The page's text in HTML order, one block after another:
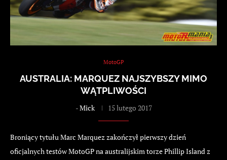
MotoGP
AUSTRALIA: MARQUEZ NAJSZYBSZY MIMO
WĄTPLIWOŚCI
-Mick 15 lutego 2017
Broniący tytułu Marc Marquez zakończył pierwszy dzień
oficjalnych testów MotoGP na australijskim torze Phillip Island z